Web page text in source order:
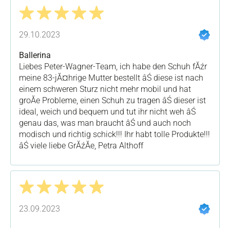
Bewertung mit 5 von 5 Sternen
29.10.2023
Ballerina
Liebes Peter-Wagner-Team, ich habe den Schuh fĂźr
meine 83-jĂ¤hrige Mutter bestellt âŚ diese ist nach
einem schweren Sturz nicht mehr mobil und hat
groĂe Probleme, einen Schuh zu tragen âŚ dieser ist
ideal, weich und bequem und tut ihr nicht weh âŚ
genau das, was man braucht âŚ und auch noch
modisch und richtig schick!!! Ihr habt tolle Produkte!!!
âŚ viele liebe GrĂźĂe, Petra Althoff
Bewertung mit 5 von 5 Sternen
23.09.2023